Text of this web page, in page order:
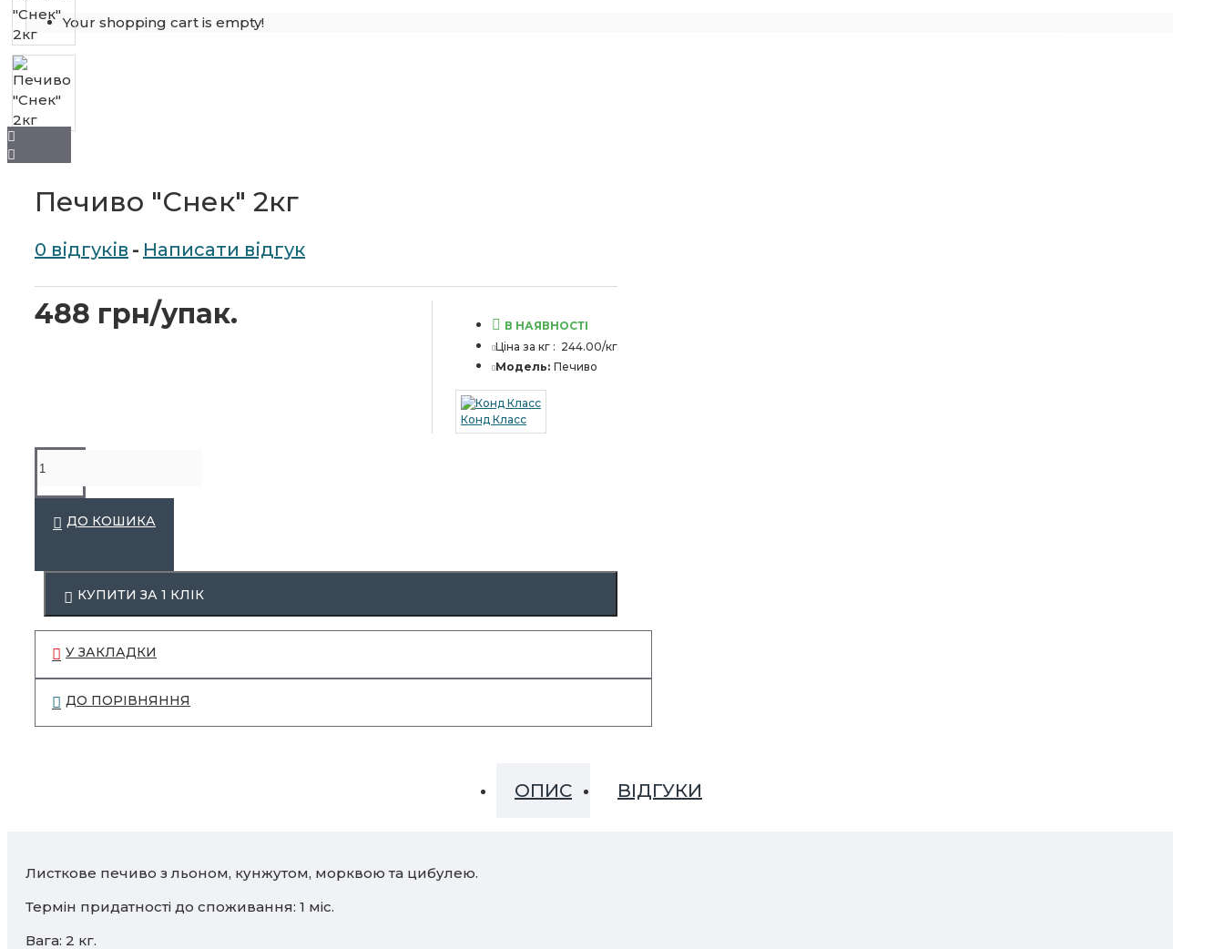
крекери
Кава, чай, какао,
цукор
Your shopping cart is empty!
Печиво "Снек" 2кг
0 відгуків - Написати відгук
488 грн/упак.
В НАЯВНОСТІ
Ціна за кг : 244.00/кг
Модель: Печиво
Конд Класс
ДО КОШИКА
КУПИТИ ЗА 1 КЛIК
У ЗАКЛАДКИ
ДО ПОРІВНЯННЯ
ОПИС ВІДГУКИ
Листкове печиво з льоном, кунжутом, морквою та цибулею.
Термін придатності до споживання: 1 міс.
Вага: 2 кг.